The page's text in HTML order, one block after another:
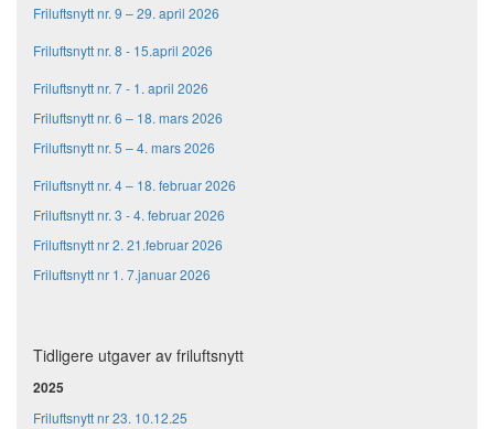
Friluftsnytt nr. 9 – 29. april 2026
Friluftsnytt nr. 8 - 15.april 2026
Friluftsnytt nr. 7 - 1. april 2026
Friluftsnytt nr. 6 – 18. mars 2026
Friluftsnytt nr. 5 – 4. mars 2026
Friluftsnytt nr. 4 – 18. februar 2026
Friluftsnytt nr. 3 - 4. februar 2026
Friluftsnytt nr 2. 21.februar 2026
Friluftsnytt nr 1. 7.januar 2026
Tidligere utgaver av friluftsnytt
2025
Friluftsnytt nr 23. 10.12.25